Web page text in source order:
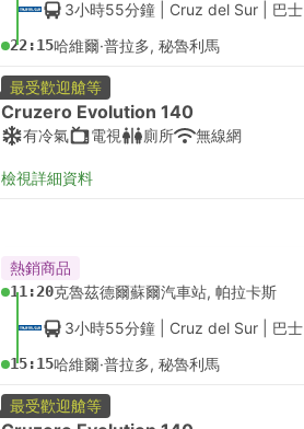
3小時55分鐘 | Cruz del Sur 巴士
22:15哈維爾·普拉多, 秘魯利馬
最受歡迎艙等
Cruzero Evolution 140
有冷氣 電視 廁所 無線網
檢視詳細資料
熱銷商品
11:20克魯茲德爾蘇爾汽車站, 帕拉卡斯
3小時55分鐘 | Cruz del Sur 巴士
15:15哈維爾·普拉多, 秘魯利馬
最受歡迎艙等